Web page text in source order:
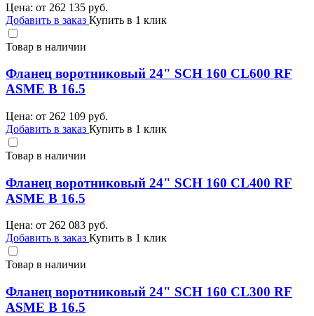
Цена: от 262 135 руб.
Добавить в заказ Купить в 1 клик
Товар в наличии
Фланец воротниковый 24" SCH 160 CL600 RF
ASME B 16.5
Цена: от 262 109 руб.
Добавить в заказ Купить в 1 клик
Товар в наличии
Фланец воротниковый 24" SCH 160 CL400 RF
ASME B 16.5
Цена: от 262 083 руб.
Добавить в заказ Купить в 1 клик
Товар в наличии
Фланец воротниковый 24" SCH 160 CL300 RF
ASME B 16.5